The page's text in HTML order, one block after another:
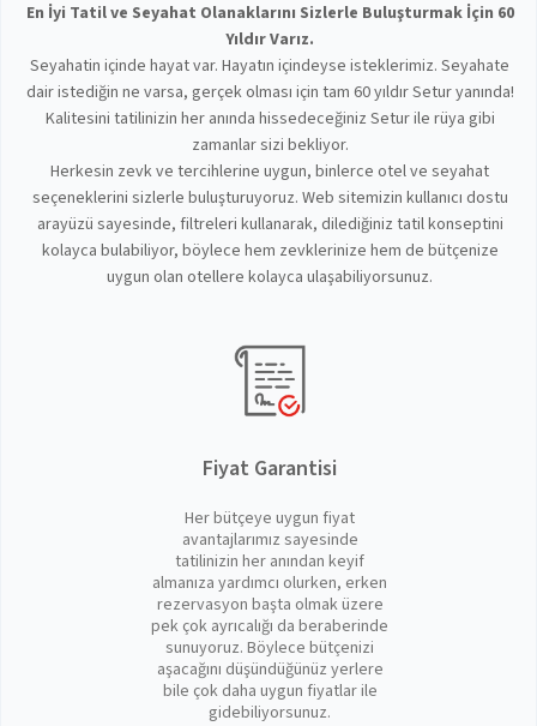
En İyi Tatil ve Seyahat Olanaklarını Sizlerle Buluşturmak İçin 60
Yıldır Varız.
Seyahatin içinde hayat var. Hayatın içindeyse isteklerimiz. Seyahate
dair istediğin ne varsa, gerçek olması için tam 60 yıldır Setur yanında!
Kalitesini tatilinizin her anında hissedeceğiniz Setur ile rüya gibi
zamanlar sizi bekliyor.
Herkesin zevk ve tercihlerine uygun, binlerce otel ve seyahat
seçeneklerini sizlerle buluşturuyoruz. Web sitemizin kullanıcı dostu
arayüzü sayesinde, filtreleri kullanarak, dilediğiniz tatil konseptini
kolayca bulabiliyor, böylece hem zevklerinize hem de bütçenize
uygun olan otellere kolayca ulaşabiliyorsunuz.
Fiyat Garantisi
Her bütçeye uygun fiyat
avantajlarımız sayesinde
tatilinizin her anından keyif
almanıza yardımcı olurken, erken
rezervasyon başta olmak üzere
pek çok ayrıcalığı da beraberinde
sunuyoruz. Böylece bütçenizi
aşacağını düşündüğünüz yerlere
bile çok daha uygun fiyatlar ile
gidebiliyorsunuz.